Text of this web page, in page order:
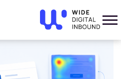
Home Blog
»
العملاء؟